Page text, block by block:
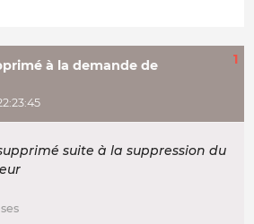
à la demande de
1
suite à la suppression du